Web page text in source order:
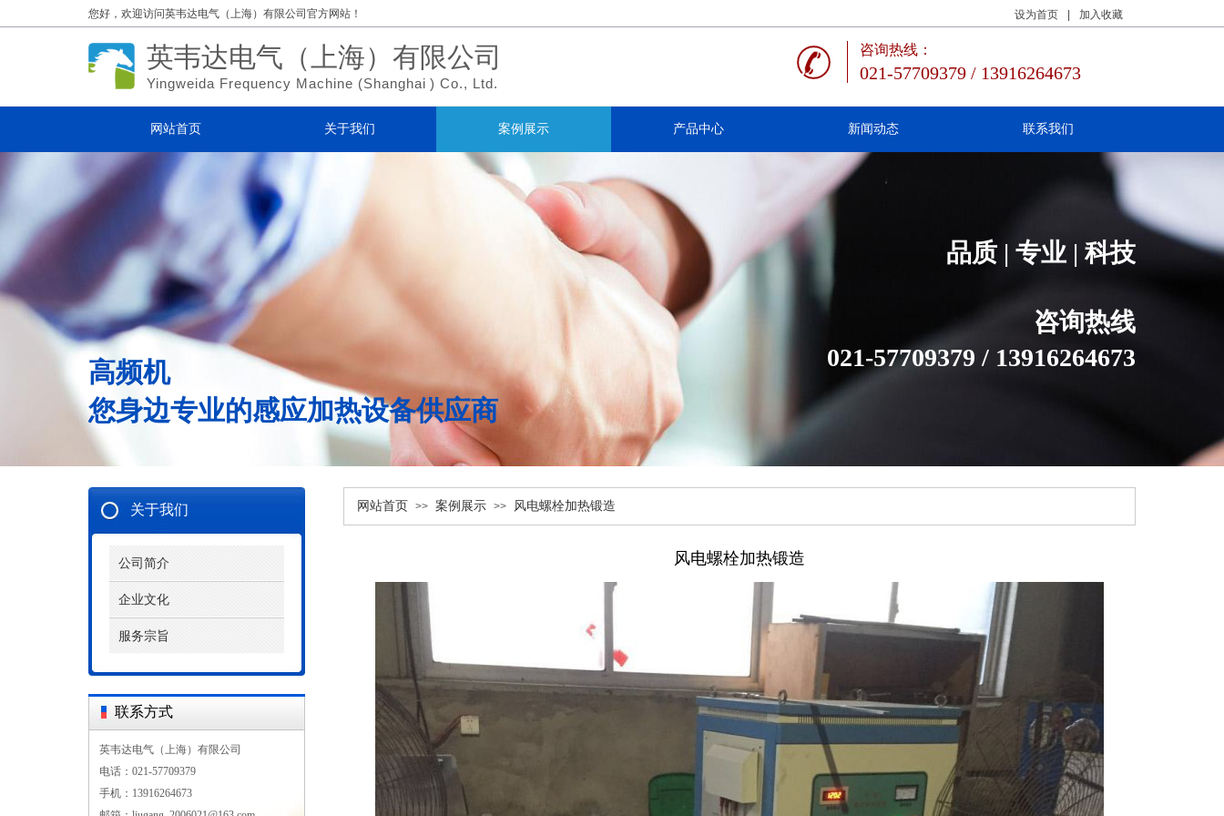
设为首页 加入收藏
网站首页 关于我们 案例展示 产品中心 新闻动态 联系我们
您好，欢迎访问英韦达电气（上海）有限公司官方网站！
咨询热线：
021-57709379 / 13916264673
英韦达电气（上海）有限公司
Yingweida Frequency Machine (Shanghai ) Co., Ltd.
品质 | 专业 | 科技
高频机
您身边专业的感应加热设备供应商
咨询热线
021-57709379 / 13916264673
网站首页 >> 案例展示 >> 风电螺栓加热锻造
关于我们
公司简介
企业文化
服务宗旨
风电螺栓加热锻造
联系方式
英韦达电气（上海）有限公司
电话：021-57709379
手机：13916264673